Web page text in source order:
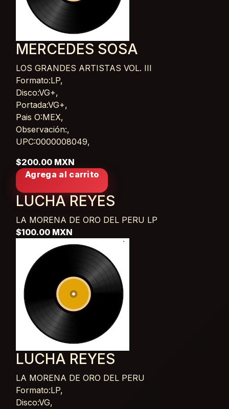
MERCEDES SOSA
LOS GRANDES ARTISTAS VOL. III
Card List Article
Formato:LP,
Disco:VG+,
Portada:VG+,
Pais O:MEX,
Observación:,
UPC:0000008049,
$200.00 MXN
Agrega al carrito
LUCHA REYES
LA MORENA DE ORO DEL PERU LP
$100.00 MXN
LUCHA REYES
LA MORENA DE ORO DEL PERU
Card List Article
Formato:LP,
Disco:VG,